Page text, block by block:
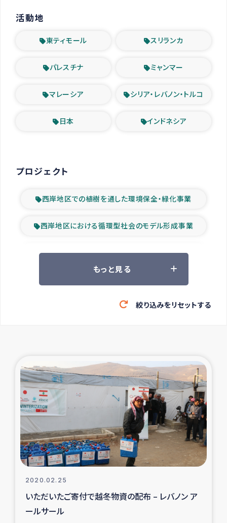
活動地
東ティモール スリランカ
パレスチナ ミャンマー
マレーシア シリア・レバノン・トルコ
日本 インドネシア
プロジェクト
西岸地区での植樹を通した環境保全・緑化事業
西岸地区における循環型社会のモデル形成事業
ツアー参加者の声
緊急救援の時代
東ティモール豪雨緊急支援
大雨による洪水被災者支援
カカオ生産者支援事業
シリア国内避難民・帰還民の生活再建支援
トルコにおけるシリア難民支援事業
インドネシア中部 スラウェシの地震・津波被災者支援
もっと見る
絞り込みをリセットする
2020.02.25
いただいたご寄付で越冬物資の配布 – レバノン ア
ールサール